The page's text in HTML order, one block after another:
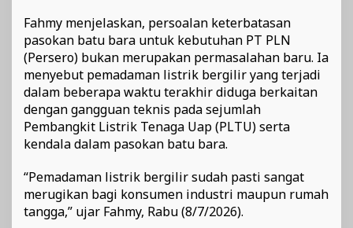
Fahmy menjelaskan, persoalan keterbatasan
pasokan batu bara untuk kebutuhan PT PLN
(Persero) bukan merupakan permasalahan baru. Ia
menyebut pemadaman listrik bergilir yang terjadi
dalam beberapa waktu terakhir diduga berkaitan
dengan gangguan teknis pada sejumlah
Pembangkit Listrik Tenaga Uap (PLTU) serta
kendala dalam pasokan batu bara.
“Pemadaman listrik bergilir sudah pasti sangat
merugikan bagi konsumen industri maupun rumah
tangga,” ujar Fahmy, Rabu (8/7/2026).